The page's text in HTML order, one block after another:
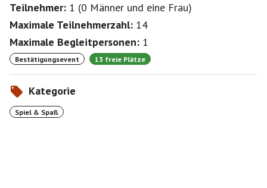
Teilnehmer: 1 (0 Männer und eine Frau)
Maximale Teilnehmerzahl: 14
Maximale Begleitpersonen: 1
Bestätigungsevent 13 freie Plätze
Kategorie
Spiel & Spaß